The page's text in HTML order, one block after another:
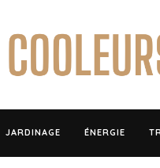
JARDINAGE ÉNERGIE